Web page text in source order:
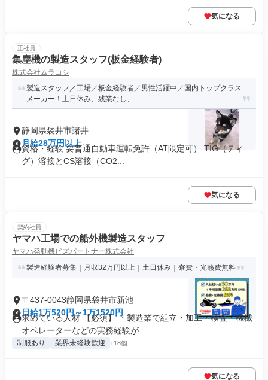
気になる
正社員
集塵機の製造スタッフ(板金経験者)
株式会社ムラコシ
製造スタッフ／工場／板金経験者／男性活躍中／国内トップクラス
メーカー！土日休み、残業なし、...
静岡県袋井市諸井
月給28万円以上
資格・経験 要普通自動車運転免許（AT限定可） TIG（ティ
グ）溶接とCS溶接（CO2...
気になる
契約社員
ヤマハ工場での船外機製造スタッフ
ヤマハ発動機ビズパートナー株式会社
製造経験者募集｜月収32万円以上｜土日休み｜寮費・光熱費無料
〒437-0043静岡県袋井市新池
日給1万520円～1万1520円
求めている人材 【必須】 ・製造業で組立・加工・検査・機械
オペレーターなどの実務経験が...
制服あり 業界未経験歓迎 +18個
気になる